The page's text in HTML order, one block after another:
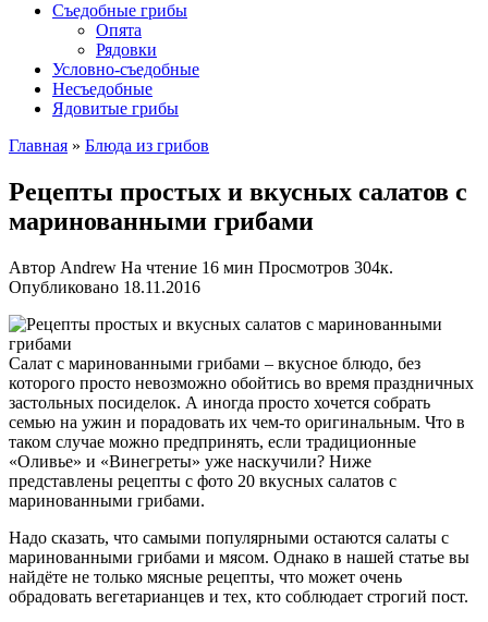
Съедобные грибы
Опята
Рядовки
Условно-съедобные
Несъедобные
Ядовитые грибы
Главная » Блюда из грибов
Рецепты простых и вкусных салатов с
маринованными грибами
Автор Andrew На чтение 16 мин Просмотров 304к.
Опубликовано 18.11.2016
Салат с маринованными грибами – вкусное блюдо, без
которого просто невозможно обойтись во время праздничных
застольных посиделок. А иногда просто хочется собрать
семью на ужин и порадовать их чем-то оригинальным. Что в
таком случае можно предпринять, если традиционные
«Оливье» и «Винегреты» уже наскучили? Ниже
представлены рецепты с фото 20 вкусных салатов с
маринованными грибами.
Надо сказать, что самыми популярными остаются салаты с
маринованными грибами и мясом. Однако в нашей статье вы
найдёте не только мясные рецепты, что может очень
обрадовать вегетарианцев и тех, кто соблюдает строгий пост.